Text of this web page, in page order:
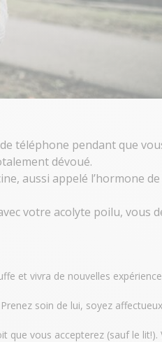
téléphone pendant que
dévoué.
aussi appelé l’hormone
votre acolyte poilu, vous
et vivra de nouvelles
soin de lui, soyez
que vous accepterez (sauf le